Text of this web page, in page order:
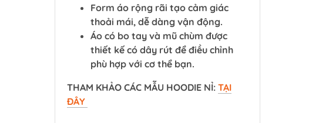
Form áo rộng rãi tạo cảm giác
thoải mái, dễ dàng vận động.
Áo có bo tay và mũ chùm được
thiết kế có dây rút để điều chỉnh
phù hợp với cơ thể bạn.
THAM KHẢO CÁC MẪU HOODIE NỈ: TẠI
ĐÂY